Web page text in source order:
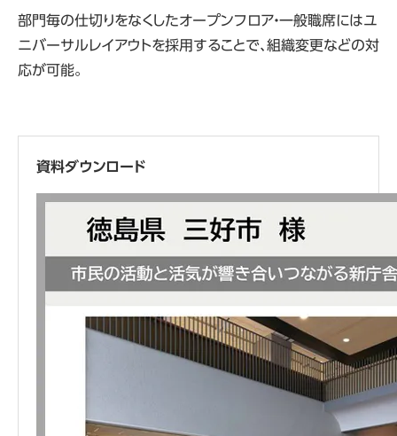
部門毎の仕切りをなくしたオープンフロア・一般職席にはユ
ニバーサルレイアウトを採用することで、組織変更などの対
応が可能。
資料ダウンロード